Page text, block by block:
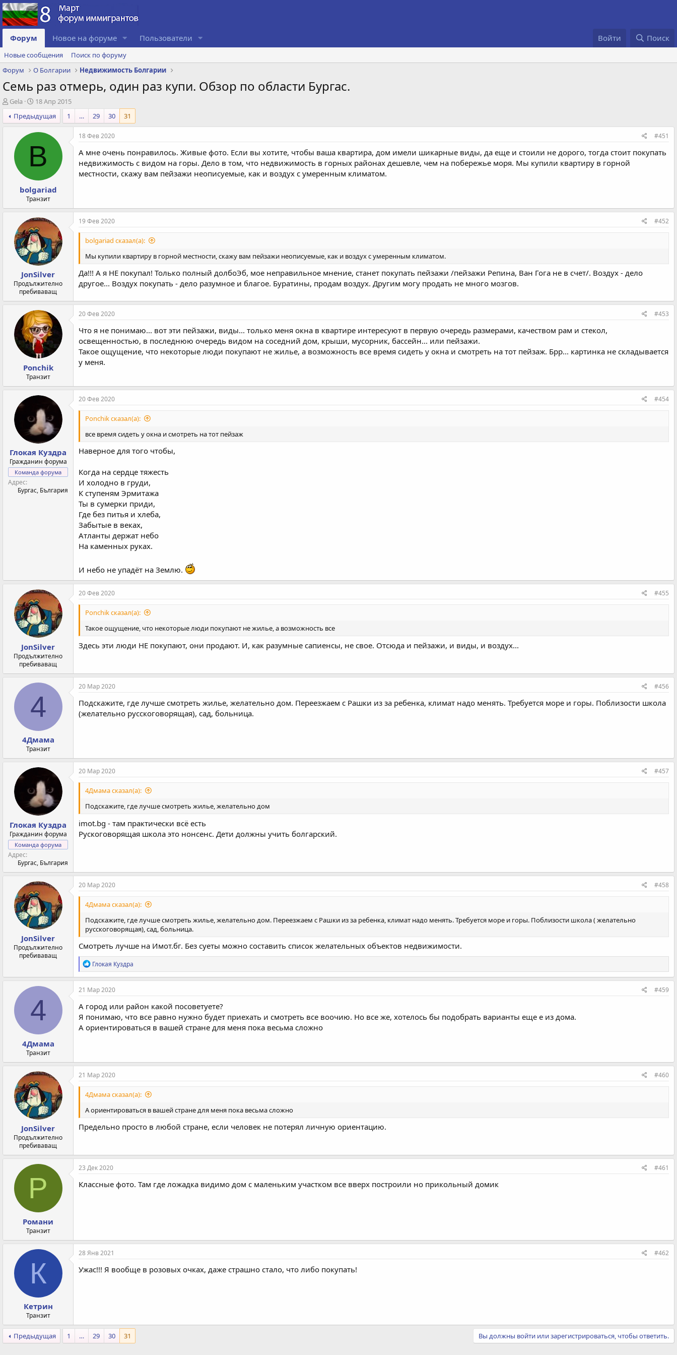
Форум Новое на форуме Пользователи Войти Поиск
Новые сообщения
Поиск по форуму
Форум
О Болгарии Недвижимость Болгарии
Семь раз отмерь, один раз купи. Обзор по области Бургас.
А
в
т
Gela
Д
а
т
о
з
д
н
и
я
18 Апр 2015
Предыдущая
1 … 29 30 31
B
bolgariad
Транзит
18 Фев 2020 #451
А мне очень понравилось. Живые фото. Если вы хотите, чтобы ваша квартира, дом имели шикарные виды, да еще и стоили не дорого, тогда стоит покупать
недвижимость с видом на горы. Дело в том, что недвижимость в горных районах дешевле, чем на побережье моря. Мы купили квартиру в горной
местности, скажу вам пейзажи неописуемые, как и воздух с умеренным климатом.
JonSilver
Продължително
пребиваващ
19 Фев 2020 #452
bolgariad сказал(а):
Мы купили квартиру в горной местности, скажу вам пейзажи неописуемые, как и воздух с умеренным климатом.
Да!!! А я НЕ покупал! Только полный долбоЭб, мое неправильное мнение, станет покупать пейзажи /пейзажи Репина, Ван Гога не в счет/. Воздух - дело
другое... Воздух покупать - дело разумное и благое. Буратины, продам воздух. Другим могу продать не много мозгов.
Ponchik
Транзит
20 Фев 2020 #453
Что я не понимаю... вот эти пейзажи, виды... только меня окна в квартире интересуют в первую очередь размерами, качеством рам и стекол,
освещенностью, в последнюю очередь видом на соседний дом, крыши, мусорник, бассейн... или пейзажи.
Такое ощущение, что некоторые люди покупают не жилье, а возможность все время сидеть у окна и смотреть на тот пейзаж. Брр... картинка не складывается
у меня.
Глокая Куздра
Гражданин форума
Команда форума
Адрес
Бургас, България
20 Фев 2020 #454
Ponchik сказал(а):
все время сидеть у окна и смотреть на тот пейзаж
Наверное для того чтобы,
Когда на сердце тяжесть
И холодно в груди,
К ступеням Эрмитажа
Ты в сумерки приди,
Где без питья и хлеба,
Забытые в веках,
Атланты держат небо
На каменных руках.
И небо не упадёт на Землю.
JonSilver
Продължително
пребиваващ
20 Фев 2020 #455
Ponchik сказал(а):
Такое ощущение, что некоторые люди покупают не жилье, а возможность все
Здесь эти люди НЕ покупают, они продают. И, как разумные сапиенсы, не свое. Отсюда и пейзажи, и виды, и воздух...
4
4Дмама
Транзит
20 Мар 2020 #456
Подскажите, где лучше смотреть жилье, желательно дом. Переезжаем с Рашки из за ребенка, климат надо менять. Требуется море и горы. Поблизости школа
(желательно русскоговорящая), сад, больница.
Глокая Куздра
Гражданин форума
Команда форума
Адрес
Бургас, България
20 Мар 2020 #457
4Дмама сказал(а):
Подскажите, где лучше смотреть жилье, желательно дом
imot.bg - там практически всё есть
Рускоговорящая школа это нонсенс. Дети должны учить болгарский.
JonSilver
Продължително
пребиваващ
20 Мар 2020 #458
4Дмама сказал(а):
Подскажите, где лучше смотреть жилье, желательно дом. Переезжаем с Рашки из за ребенка, климат надо менять. Требуется море и горы. Поблизости школа ( желательно
русскоговорящая), сад, больница.
Смотреть лучше на Имот.бг. Без суеты можно составить список желательных объектов недвижимости.
Р
е
а
к
и
и
:
Глокая Куздра
4
4Дмама
Транзит
21 Мар 2020 #459
А город или район какой посоветуете?
Я понимаю, что все равно нужно будет приехать и смотреть все воочию. Но все же, хотелось бы подобрать варианты еще е из дома.
А ориентироваться в вашей стране для меня пока весьма сложно
JonSilver
Продължително
пребиваващ
21 Мар 2020 #460
4Дмама сказал(а):
А ориентироваться в вашей стране для меня пока весьма сложно
Предельно просто в любой стране, если человек не потерял личную ориентацию.
Р
Романи
Транзит
23 Дек 2020 #461
Классные фото. Там где ложадка видимо дом с маленьким участком все вверх построили но прикольный домик
К
Кетрин
Транзит
28 Янв 2021 #462
Ужас!!! Я вообще в розовых очках, даже страшно стало, что либо покупать!
Предыдущая 1 … 29 30 31 Вы должны войти или зарегистрироваться, чтобы ответить.